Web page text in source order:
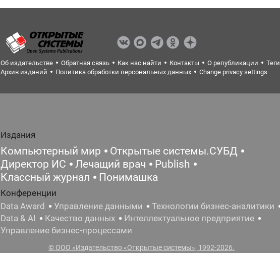
Об издательстве Обратная связь Как нас найти Контакты О републикации
Теги
Архив изданий
Политика обработки персональных данных Change privacy settings
Издания
Компьютерный мир
Открытые системы.СУБД
Директор ИС
Лечащий врач
Publish
Классный журнал
Понимашка
Конференции
Data Award
Управление данными
Технологии бизнес-аналитики
Data & AI
Качество данных
Интеллектуальное предприятие
Управление бизнес-процессами
© ООО «Издательство «Открытые системы», 1992-2026.